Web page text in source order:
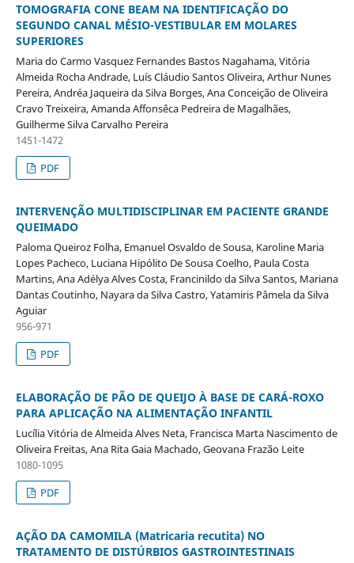
TOMOGRAFIA CONE BEAM NA IDENTIFICAÇÃO DO
SEGUNDO CANAL MÉSIO-VESTIBULAR EM MOLARES
SUPERIORES
Maria do Carmo Vasquez Fernandes Bastos Nagahama, Vitória
Almeida Rocha Andrade, Luís Cláudio Santos Oliveira, Arthur Nunes
Pereira, Andréa Jaqueira da Silva Borges, Ana Conceição de Oliveira
Cravo Treixeira, Amanda Affonsêca Pedreira de Magalhães,
Guilherme Silva Carvalho Pereira
1451-1472
PDF
INTERVENÇÃO MULTIDISCIPLINAR EM PACIENTE GRANDE
QUEIMADO
Paloma Queiroz Folha, Emanuel Osvaldo de Sousa, Karoline Maria
Lopes Pacheco, Luciana Hipólito De Sousa Coelho, Paula Costa
Martins, Ana Adélya Alves Costa, Francinildo da Silva Santos, Mariana
Dantas Coutinho, Nayara da Silva Castro, Yatamiris Pâmela da Silva
Aguiar
956-971
PDF
ELABORAÇÃO DE PÃO DE QUEIJO À BASE DE CARÁ-ROXO
PARA APLICAÇÃO NA ALIMENTAÇÃO INFANTIL
Lucília Vitória de Almeida Alves Neta, Francisca Marta Nascimento de
Oliveira Freitas, Ana Rita Gaia Machado, Geovana Frazão Leite
1080-1095
PDF
AÇÃO DA CAMOMILA (Matricaria recutita) NO
TRATAMENTO DE DISTÚRBIOS GASTROINTESTINAIS